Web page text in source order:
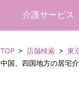
介護サービス
TOP 店舗検索 東
中国、四国地方の居宅